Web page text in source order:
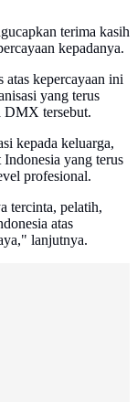
terima kasih
kepadanya.
atas kepercayaan ini
yang terus
DMX tersebut.
kepada keluarga,
Indonesia yang terus
profesional.
tercinta, pelatih,
atas
lanjutnya.